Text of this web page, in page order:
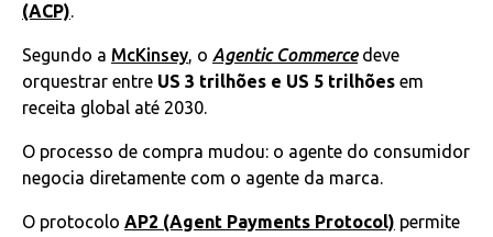
(ACP).
Segundo a McKinsey, o Agentic Commercedeve
orquestrar entre US 3 trilhões e US 5 trilhões em
receita global até 2030.
O processo de compra mudou: o agente do consumidor
negocia diretamente com o agente da marca.
O protocolo AP2 (Agent Payments Protocol) permite